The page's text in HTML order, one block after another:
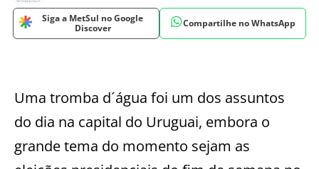
Siga a MetSul no Google
Discover
Compartilhe no WhatsApp
Uma tromba d´água foi um dos assuntos
do dia na capital do Uruguai, embora o
grande tema do momento sejam as